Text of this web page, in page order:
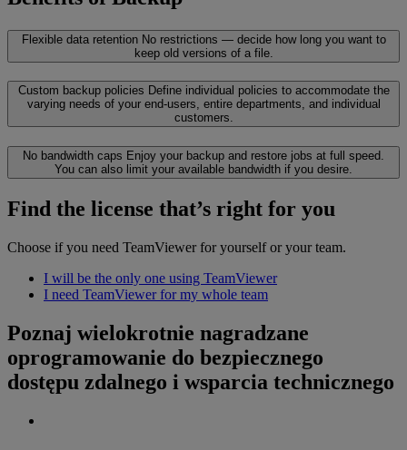
Flexible data retention No restrictions — decide how long you want to
keep old versions of a file.
Custom backup policies Define individual policies to accommodate the
varying needs of your end-users, entire departments, and individual
customers.
No bandwidth caps Enjoy your backup and restore jobs at full speed.
You can also limit your available bandwidth if you desire.
Find the license that’s right for you
Choose if you need TeamViewer for yourself or your team.
I will be the only one using TeamViewer
I need TeamViewer for my whole team
Poznaj wielokrotnie nagradzane
oprogramowanie do bezpiecznego
dostępu zdalnego i wsparcia technicznego